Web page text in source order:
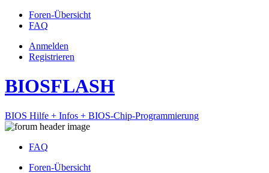
Foren-Übersicht
FAQ
Anmelden
Registrieren
BIOSFLASH
BIOS Hilfe + Infos + BIOS-Chip-Programmierung
FAQ
Foren-Übersicht